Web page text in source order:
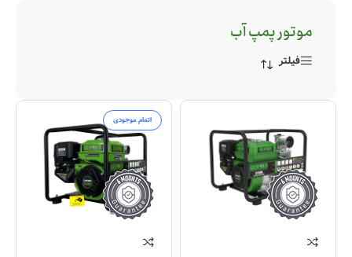
موتور پمپ آب
فیلتر
اتمام موجودی